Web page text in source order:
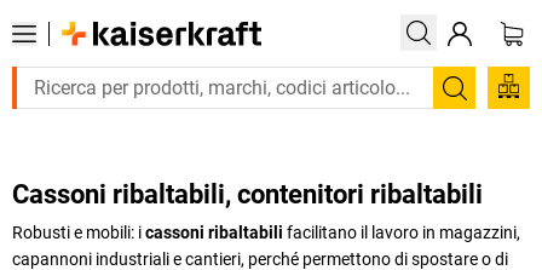
Trova
Cassoni ribaltabili, contenitori ribaltabili
Robusti e mobili: icassoni ribaltabili facilitano il lavoro in magazzini,
capannoni industriali e cantieri, perché permettono di spostare o di